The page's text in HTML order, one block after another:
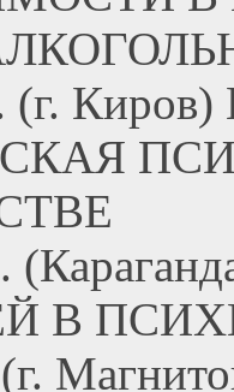
(г.
В